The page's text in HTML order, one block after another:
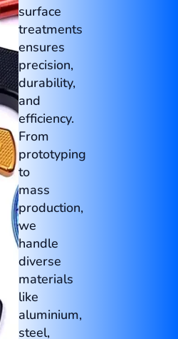
surface
treatments
ensures
precision,
durability,
and
efficiency.
From
prototyping
to
mass
production,
we
handle
diverse
materials
like
aluminium,
steel,